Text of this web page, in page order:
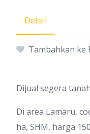
Detail
Tambahkan ke
Dijual segera
Di area Lamaru,
ha, SHM, harga